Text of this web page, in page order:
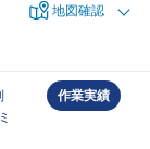
地図確認
作業実績